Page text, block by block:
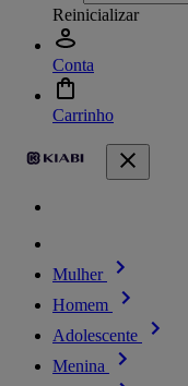
Reinicializar
Conta
Carrinho
Mulher
Homem
Adolescente
Menina